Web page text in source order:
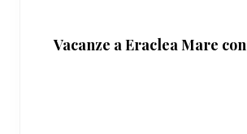
Vacanze a Eraclea Mare